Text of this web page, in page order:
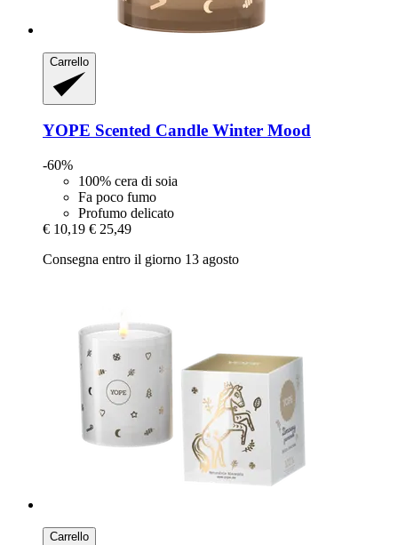
Carrello
YOPE Scented Candle Winter Mood
-60%
100% cera di soia
Fa poco fumo
Profumo delicato
€ 10,19 € 25,49
Consegna entro il giorno 13 agosto
Carrello